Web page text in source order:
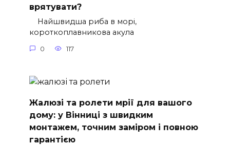
врятувати?
Найшвидша риба в морі,
короткоплавникова акула
0 117
Жалюзі та ролети мрії для вашого
дому: у Вінниці з швидким
монтажем, точним заміром і повною
гарантією